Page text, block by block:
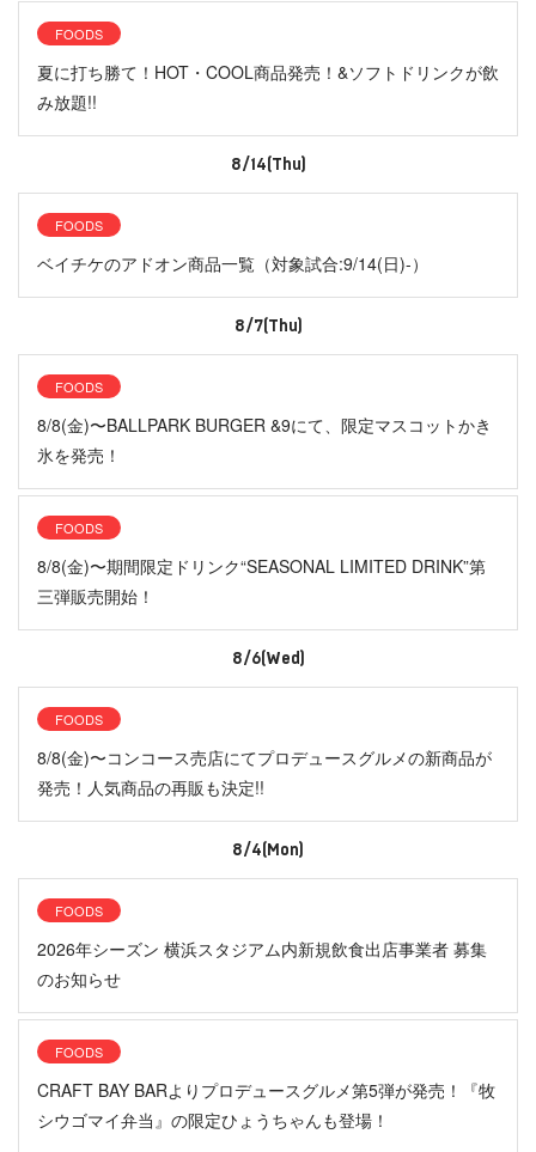
FOODS
夏に打ち勝て！HOT・COOL商品発売！&ソフトドリンクが飲
み放題!!
8/14(Thu)
FOODS
ベイチケのアドオン商品一覧（対象試合:9/14(日)-）
8/7(Thu)
FOODS
8/8(金)〜BALLPARK BURGER &9にて、限定マスコットかき
氷を発売！
FOODS
8/8(金)〜期間限定ドリンク“SEASONAL LIMITED DRINK”第
三弾販売開始！
8/6(Wed)
FOODS
8/8(金)〜コンコース売店にてプロデュースグルメの新商品が
発売！人気商品の再販も決定!!
8/4(Mon)
FOODS
2026年シーズン 横浜スタジアム内新規飲食出店事業者 募集
のお知らせ
FOODS
CRAFT BAY BARよりプロデュースグルメ第5弾が発売！『牧
シウゴマイ弁当』の限定ひょうちゃんも登場！